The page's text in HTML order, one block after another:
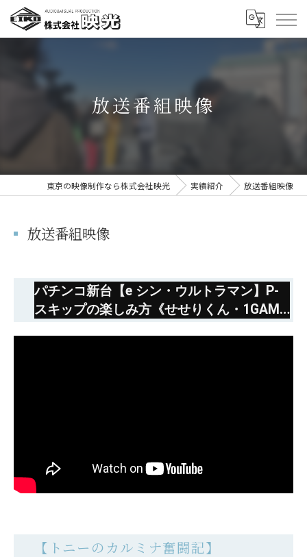
放送番組映像
東京の映像制作なら株式会社映光 実績紹介 放送番組映像
放送番組映像
パチンコ新台【e シン・ウルトラマン】P-
スキップの楽しみ方《せせりくん・1GAME
【トニーのカルミナ奮闘記】